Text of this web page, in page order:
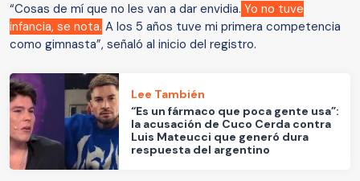
“Cosas de mí que no les van a dar envidia. Yo no tuve
infancia, se nota. A los 5 años tuve mi primera competencia
como gimnasta”, señaló al inicio del registro.
Lee También
“Es un fármaco que poca gente usa”:
la acusación de Cuco Cerda contra
Luis Mateucci que generó dura
respuesta del argentino